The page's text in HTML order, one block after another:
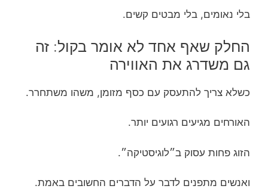
בלי נאומים, בלי מבטים קשים.
החלק שאף אחד לא אומר בקול: זה
גם משדרג את האווירה
כשלא צריך להתעסק עם כסף מזומן, משהו משתחרר.
האורחים מגיעים רגועים יותר.
הזוג פחות עסוק ב״לוגיסטיקה״.
ואנשים מתפנים לדבר על הדברים החשובים באמת.